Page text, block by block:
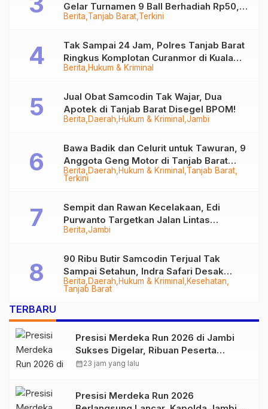
Berita Tanjab Barat Terkini
Gelar Turnamen 9 Ball Berhadiah Rp50,8
Juta
Berita Hukum & Kriminal
Tak Sampai 24 Jam, Polres Tanjab Barat
Ringkus Komplotan Curanmor di Kuala
Tungkal
Berita Daerah Hukum & Kriminal Jambi
Jual Obat Samcodin Tak Wajar, Dua
Apotek di Tanjab Barat Disegel BPOM!
Berita Daerah Hukum & Kriminal Tanjab Barat
Terkini
Bawa Badik dan Celurit untuk Tawuran, 9
Anggota Geng Motor di Tanjab Barat
Diringkus
Berita Jambi
Sempit dan Rawan Kecelakaan, Edi
Purwanto Targetkan Jalan Lintas
Tungkal-Jambi Mulus di 2028
Berita Daerah Hukum & Kriminal
Kesehatan
Tanjab Barat
90 Ribu Butir Samcodin Terjual Tak
Sampai Setahun, Indra Safari Desak
Audit Menyeluruh
TERBARU
Presisi Merdeka Run 2026 di Jambi
Sukses Digelar, Ribuan Peserta
Ramaikan Event Nasional
calendar_month23 jam yang lalu
Presisi Merdeka Run 2026